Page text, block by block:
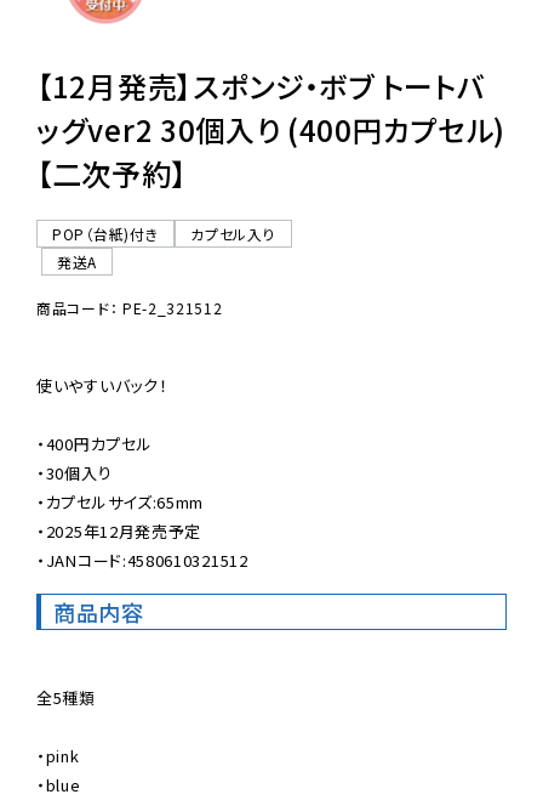
ご利用ガイド
06-6282-7659
【12月発売】スポンジ・ボブ トートバ
ッグver2 30個入り (400円カプセル)
【二次予約】
POP（台紙)付き
カプセル入り
発送A
商品コード： PE-2_321512
使いやすいバック！
・400円カプセル
・30個入り
・カプセルサイズ:65mm
・2025年12月発売予定
・JANコード:4580610321512
商品内容
全5種類
・pink
・blue